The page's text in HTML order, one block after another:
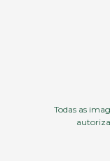
Todas as